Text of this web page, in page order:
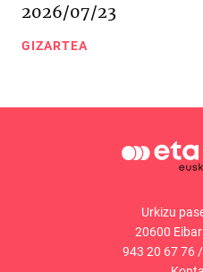
2026/07/23
GIZARTEA
Urkizu
20600
943 20 67 76/